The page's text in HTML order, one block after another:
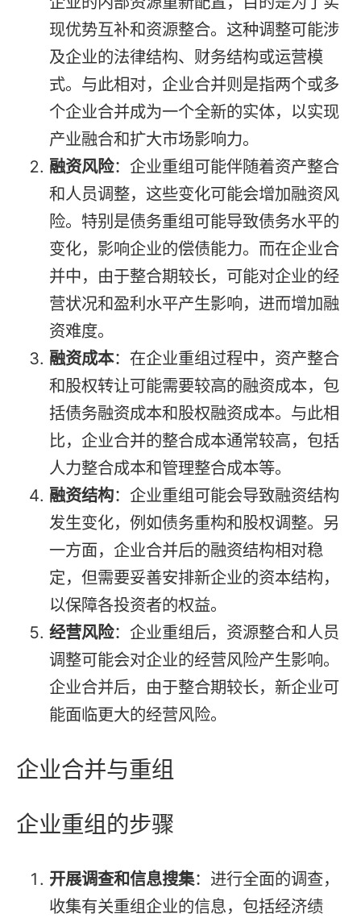
现优势互补和资源整合。这种调整可能涉
及企业的法律结构、财务结构或运营模
式。与此相对，企业合并则是指两个或多
个企业合并成为一个全新的实体，以实现
产业融合和扩大市场影响力。
融资风险：企业重组可能伴随着资产整合
和人员调整，这些变化可能会增加融资风
险。特别是债务重组可能导致债务水平的
变化，影响企业的偿债能力。而在企业合
并中，由于整合期较长，可能对企业的经
营状况和盈利水平产生影响，进而增加融
资难度。
融资成本：在企业重组过程中，资产整合
和股权转让可能需要较高的融资成本，包
括债务融资成本和股权融资成本。与此相
比，企业合并的整合成本通常较高，包括
人力整合成本和管理整合成本等。
融资结构：企业重组可能会导致融资结构
发生变化，例如债务重构和股权调整。另
一方面，企业合并后的融资结构相对稳
定，但需要妥善安排新企业的资本结构，
以保障各投资者的权益。
经营风险：企业重组后，资源整合和人员
调整可能会对企业的经营风险产生影响。
企业合并后，由于整合期较长，新企业可
能面临更大的经营风险。
企业合并与重组
企业重组的步骤
开展调查和信息搜集：进行全面的调查，
收集有关重组企业的信息，包括经济绩